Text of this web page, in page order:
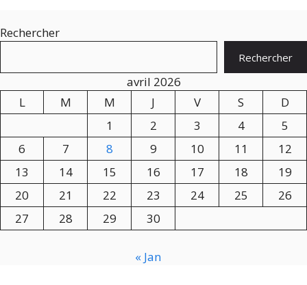
Rechercher
Rechercher
avril 2026
L
M M J V S
D
1
2 3 4
5
6
7 8 9 10 11
12
13
14 15 16 17 18
19
20
21 22 23 24 25
26
27
28 29 30
« Jan